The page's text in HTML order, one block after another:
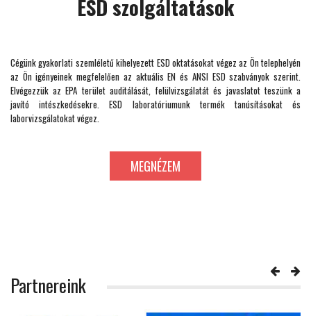
ESD szolgáltatások
Cégünk gyakorlati szemléletű kihelyezett ESD oktatásokat végez az Ön telephelyén
az Ön igényeinek megfelelően az aktuális EN és ANSI ESD szabványok szerint.
Elvégezzük az EPA terület auditálását, felülvizsgálatát és javaslatot teszünk a
javító intészkedésekre. ESD laboratóriumunk termék tanúsításokat és
laborvizsgálatokat végez.
MEGNÉZEM
Partnereink